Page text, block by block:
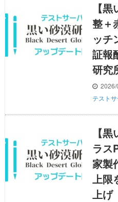
【
整＋
ッチ
証報
研究
2026/
テスト
【
ラス
家製
上限
上げ